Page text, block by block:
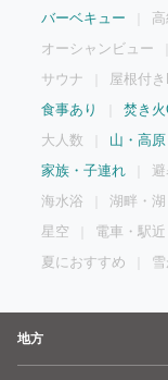
バーベキュー
オーシャンビュー
サウナ
屋根付
食事あり
焚き
大人数
山・高原
家族・子連れ
海水浴
湖畔・湖
星空
電車・駅近
夏におすすめ
地方